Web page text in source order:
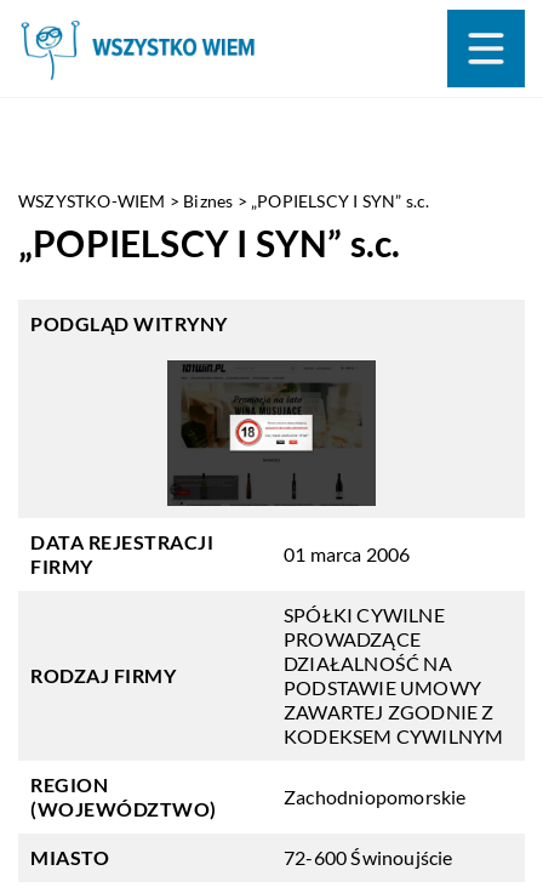
WSZYSTKO-WIEM > Biznes > „POPIELSCY I SYN” s.c.
„POPIELSCY I SYN” s.c.
PODGLĄD WITRYNY
DATA REJESTRACJI
FIRMY
01 marca 2006
RODZAJ FIRMY
SPÓŁKI CYWILNE
PROWADZĄCE
DZIAŁALNOŚĆ NA
PODSTAWIE UMOWY
ZAWARTEJ ZGODNIE Z
KODEKSEM CYWILNYM
REGION
(WOJEWÓDZTWO)
Zachodniopomorskie
MIASTO 72-600 Świnoujście